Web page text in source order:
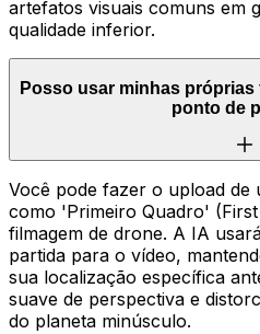
artefatos visuais comuns em
qualidade inferior.
Posso usar minhas
ponto de
Você pode fazer o upload de
como 'Primeiro Quadro'
filmagem de drone. A IA
partida para o vídeo,
sua localização específica
suave de perspectiva e
do planeta minúsculo.